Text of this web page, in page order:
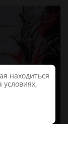
находиться
условиях,